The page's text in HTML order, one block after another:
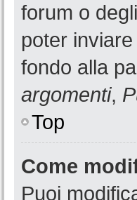
forum o
poter
fondo alla
argomenti,
Top
Come
Puoi